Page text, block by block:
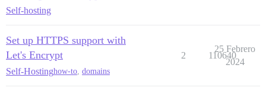
Self-hosting
Set up HTTPS support with
Let's Encrypt
Self-Hostinghow-to, domains
2 110640
25 Febrero
2024